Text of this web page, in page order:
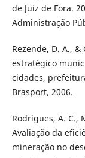
de Juiz de Fora.
Administração
Rezende, D. A., &
estratégico
cidades,
Brasport, 2006.
Rodrigues, A. C.,
Avaliação da
mineração no